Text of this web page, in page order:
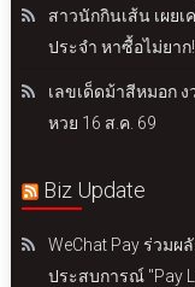
สาวนักกินเส้น เผย
ประจำ หาซื้อไม่ยาก!
เลขเด็ดม้าสีหมอก
หวย 16 ส.ค. 69
Biz Update
WeChat Pay ร่วมผ
ประสบการณ์ "Pay